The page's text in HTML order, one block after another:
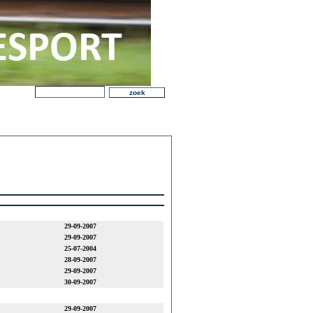
29-09-2007
29-09-2007
25-07-2004
28-09-2007
29-09-2007
30-09-2007
29-09-2007